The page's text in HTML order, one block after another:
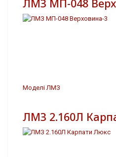
ЛМЗ МП-048
Моделі ЛМЗ
ЛМЗ 2.160Л